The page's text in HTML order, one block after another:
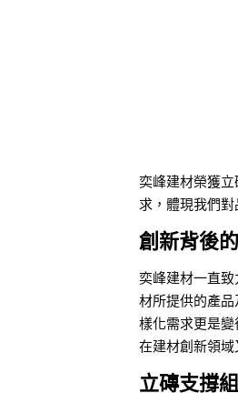
奕峰建材榮獲
求，體現我們
創新背後
奕峰建材一直
材所提供的產
樣化需求更是
在建材創新領域
立磚支撐